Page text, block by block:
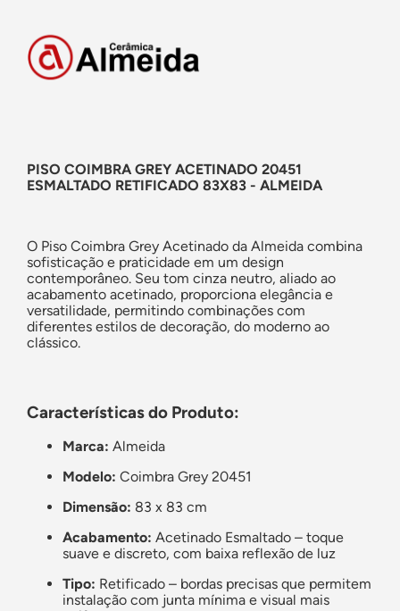
PISO COIMBRA GREY ACETINADO 20451
ESMALTADO RETIFICADO 83X83 - ALMEIDA
O Piso Coimbra Grey Acetinado da Almeida combina
sofisticação e praticidade em um design
contemporâneo. Seu tom cinza neutro, aliado ao
acabamento acetinado, proporciona elegância e
versatilidade, permitindo combinações com
diferentes estilos de decoração, do moderno ao
clássico.
Características do Produto:
Marca: Almeida
Modelo: Coimbra Grey 20451
Dimensão: 83 x 83 cm
Acabamento: Acetinado Esmaltado – toque
suave e discreto, com baixa reflexão de luz
Tipo: Retificado – bordas precisas que permitem
instalação com junta mínima e visual mais